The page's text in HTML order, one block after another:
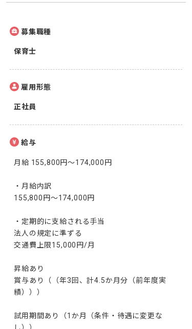
募集職種
保育士
雇用形態
正社員
給与
月給 155,800円～174,000円
・月給内訳
155,800円～174,000円
・定期的に支給される手当
法人の規定に準ずる
交通費上限15,000円/月
昇給あり
賞与あり（（年3回、計4.5か月分（前年度実
績）））
試用期間あり（1か月（条件・待遇に変更な